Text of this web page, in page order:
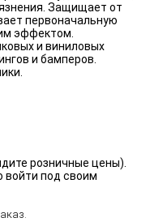
Защищает от
первоначальную
эффектом.
и виниловых
и бамперов.
розничные цены).
войти под своим